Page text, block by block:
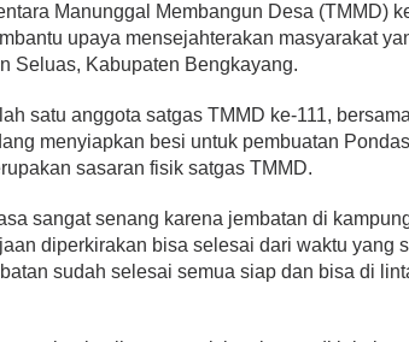
Manunggal Membangun Desa (TMMD)
upaya mensejahterakan masyarakat
Seluas, Kabupaten Bengkayang.
satu anggota satgas TMMD ke-111, bersama
menyiapkan besi untuk pembuatan
sasaran fisik satgas TMMD.
sangat senang karena jembatan di
diperkirakan bisa selesai dari waktu yang
sudah selesai semua siap dan bisa di